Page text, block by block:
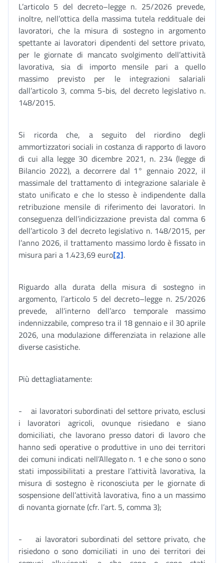
L’articolo 5 del decreto–legge n. 25/2026 prevede,
inoltre, nell’ottica della massima tutela reddituale dei
lavoratori, che la misura di sostegno in argomento
spettante ai lavoratori dipendenti del settore privato,
per le giornate di mancato svolgimento dell’attività
lavorativa, sia di importo mensile pari a quello
massimo previsto per le integrazioni salariali
dall’articolo 3, comma 5-bis, del decreto legislativo n.
148/2015.
Si ricorda che, a seguito del riordino degli
ammortizzatori sociali in costanza di rapporto di lavoro
di cui alla legge 30 dicembre 2021, n. 234 (legge di
Bilancio 2022), a decorrere dal 1° gennaio 2022, il
massimale del trattamento di integrazione salariale è
stato unificato e che lo stesso è indipendente dalla
retribuzione mensile di riferimento dei lavoratori. In
conseguenza dell’indicizzazione prevista dal comma 6
dell’articolo 3 del decreto legislativo n. 148/2015, per
l’anno 2026, il trattamento massimo lordo è fissato in
misura pari a 1.423,69 euro[2].
Riguardo alla durata della misura di sostegno in
argomento, l’articolo 5 del decreto–legge n. 25/2026
prevede, all’interno dell’arco temporale massimo
indennizzabile, compreso tra il 18 gennaio e il 30 aprile
2026, una modulazione differenziata in relazione alle
diverse casistiche.
Più dettagliatamente:
- ai lavoratori subordinati del settore privato, esclusi
i lavoratori agricoli, ovunque risiedano e siano
domiciliati, che lavorano presso datori di lavoro che
hanno sedi operative o produttive in uno dei territori
dei comuni indicati nell’Allegato n. 1 e che sono o sono
stati impossibilitati a prestare l’attività lavorativa, la
misura di sostegno è riconosciuta per le giornate di
sospensione dell’attività lavorativa, fino a un massimo
di novanta giornate (cfr. l’art. 5, comma 3);
- ai lavoratori subordinati del settore privato, che
risiedono o sono domiciliati in uno dei territori dei